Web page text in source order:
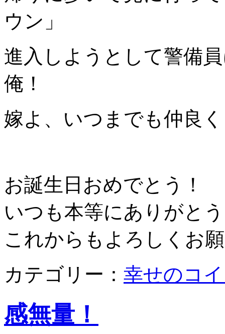
ウン」
進入しようとして警備
俺！
嫁よ、いつまでも仲良
お誕生日おめでとう！
いつも本等にありがと
これからもよろしくお
カテゴリー： 幸せのコ
感無量！